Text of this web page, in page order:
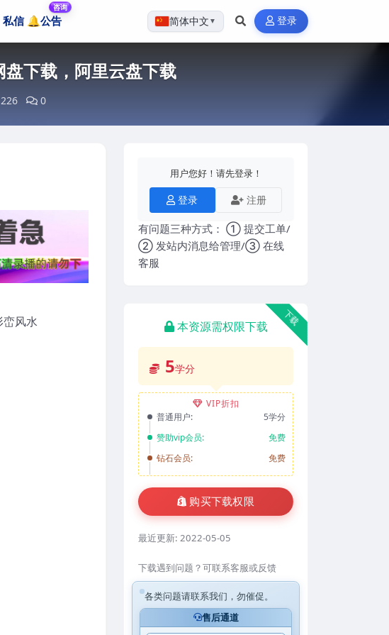
私信 🔔公告
咨询
简体中文 ▼ 登录
下载，阿里云盘下载
226 0
风水
用户您好！请先登录！
登录 注册
有问题三种方式： ① 提交工单/
② 发站内消息给管理/③ 在线
客服
下载
本资源需权限下载
5学分
VIP折扣
普通用户:
5学分
赞助vip会员:
免费
钻石会员:
免费
购买下载权限
最近更新: 2022-05-05
下载遇到问题？可联系客服或反馈
各类问题请联系我们，勿催促。
售后通道